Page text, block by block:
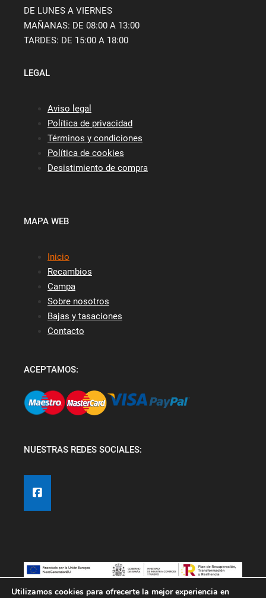
DE LUNES A VIERNES
MAÑANAS: DE 08:00 A 13:00
TARDES: DE 15:00 A 18:00
LEGAL
Aviso legal
Política de privacidad
Términos y condiciones
Política de cookies
Desistimiento de compra
MAPA WEB
Inicio
Recambios
Campa
Sobre nosotros
Bajas y tasaciones
Contacto
ACEPTAMOS:
NUESTRAS REDES SOCIALES:
Utilizamos cookies para ofrecerte la mejor experiencia en